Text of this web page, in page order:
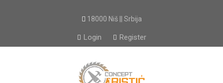
18000 Niš || Srbija
Login Register